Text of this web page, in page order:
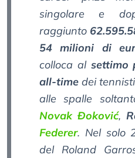
singolare e
raggiunto
54 milioni di
colloca al settimo
all-time dei
alle spalle
Novak Đoković,
Federer. Nel solo
del Roland